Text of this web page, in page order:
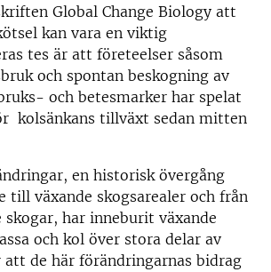
Global Change Biology att
kan vara en viktig
tes är att företeelser såsom
och spontan beskogning av
och betesmarker har spelat
kolsänkans tillväxt sedan mitten
en historisk övergång
till växande skogsarealer och från
har inneburit växande
och kol över stora delar av
de här förändringarnas bidrag